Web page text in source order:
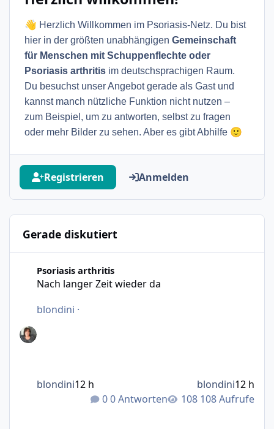
👋 Herzlich Willkommen im Psoriasis-Netz. Du bist
hier in der größten unabhängigen Gemeinschaft
für Menschen mit Schuppenflechte oder
Psoriasis arthritis im deutschsprachigen Raum.
Du besuchst unser Angebot gerade als Gast und
kannst manch nützliche Funktion nicht nutzen –
zum Beispiel, um zu antworten, selbst zu fragen
oder mehr Bilder zu sehen. Aber es gibt Abhilfe 🙂
Registrieren Anmelden
Gerade diskutiert
Psoriasis arthritis
Nach langer Zeit wieder da
blondini ·
0 Antworten 108 Aufrufe
blondini12 h blondini12 h